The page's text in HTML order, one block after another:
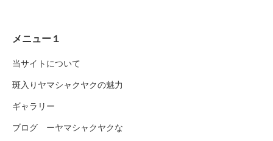
メニュー１
当サイトについて
斑入りヤマシャクヤクの魅力
ギャラリー
ブログ ーヤマシャクヤクな